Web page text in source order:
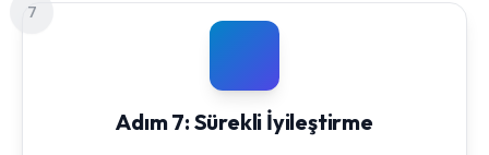
7
Adım 7: Sürekli İyileştirme